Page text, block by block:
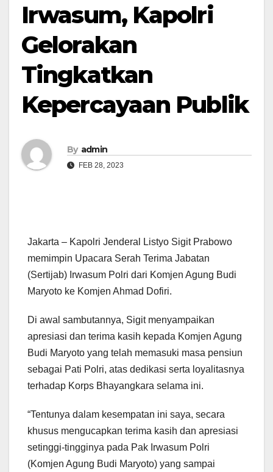
Irwasum, Kapolri
Gelorakan
Tingkatkan
Kepercayaan Publik
By admin
FEB 28, 2023
Jakarta – Kapolri Jenderal Listyo Sigit Prabowo
memimpin Upacara Serah Terima Jabatan
(Sertijab) Irwasum Polri dari Komjen Agung Budi
Maryoto ke Komjen Ahmad Dofiri.
Di awal sambutannya, Sigit menyampaikan
apresiasi dan terima kasih kepada Komjen Agung
Budi Maryoto yang telah memasuki masa pensiun
sebagai Pati Polri, atas dedikasi serta loyalitasnya
terhadap Korps Bhayangkara selama ini.
“Tentunya dalam kesempatan ini saya, secara
khusus mengucapkan terima kasih dan apresiasi
setinggi-tingginya pada Pak Irwasum Polri
(Komjen Agung Budi Maryoto) yang sampai